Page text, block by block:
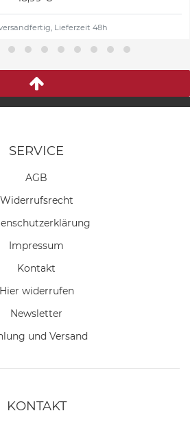
Lieferzeit 48h
SERVICE
AGB
Widerrufs­recht
Impressum
Kontakt
Hier widerrufen
Newsletter
und Versand
KONTAKT